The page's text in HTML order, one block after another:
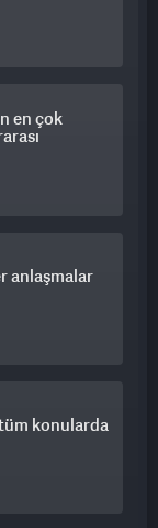
en çok
anlaşmalar
tüm konularda